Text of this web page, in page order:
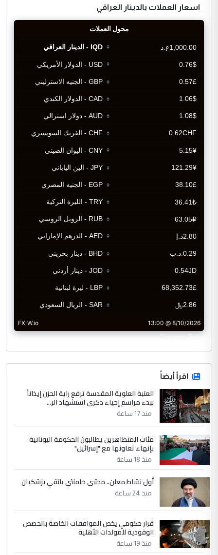
اسعار العملات بالدينار العراقي
CurrencyRate
اقرأ أيضاً
العتبة العلوية المقدسة ترفع راية الحزن إيذاناً
ببدء مراسم إحياء ذكرى استشهاد الر...
منذ 17 ساعة
مئات المتظاهرين يطالبون الحكومة اليونانية
بإنهاء تعاونها مع "إسرائيل"
منذ 18 ساعة
أول نشاط معلن.. مجتبى خامنئي يلتقي بزشكيان
منذ 24 ساعة
قرار حكومي يخص الموافقات الخاصة بالحصص
الوقودية للمولدات الأهلية
منذ 19 ساعة